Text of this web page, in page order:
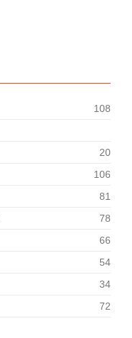
108
20
106
81
78
66
54
34
72